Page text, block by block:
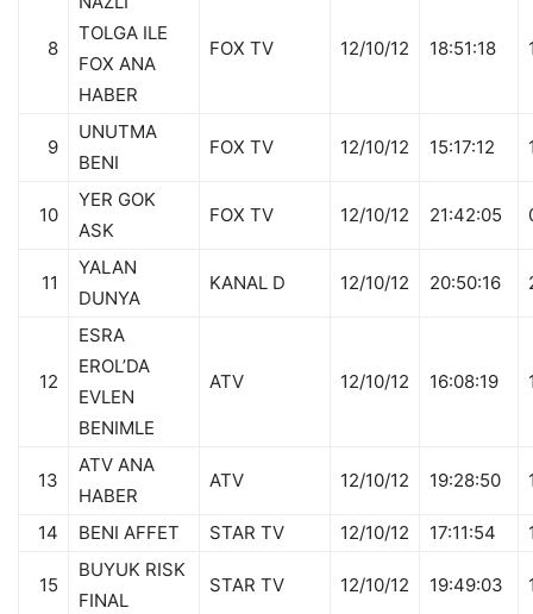
8
TOLGA ILE
FOX ANA
HABER
FOX TV 12/10/12 18:51:18
9
UNUTMA
BENI
FOX TV 12/10/12 15:17:12
10
YER GOK
ASK
FOX TV 12/10/12 21:42:05
11
YALAN
DUNYA
KANAL D 12/10/12 20:50:16
12
ESRA
EROL’DA
EVLEN
BENIMLE
ATV 12/10/12 16:08:19
13
ATV ANA
HABER
ATV 12/10/12 19:28:50
14 BENI AFFET STAR TV 12/10/12 17:11:54
15
BUYUK RISK
FINAL
STAR TV 12/10/12 19:49:03